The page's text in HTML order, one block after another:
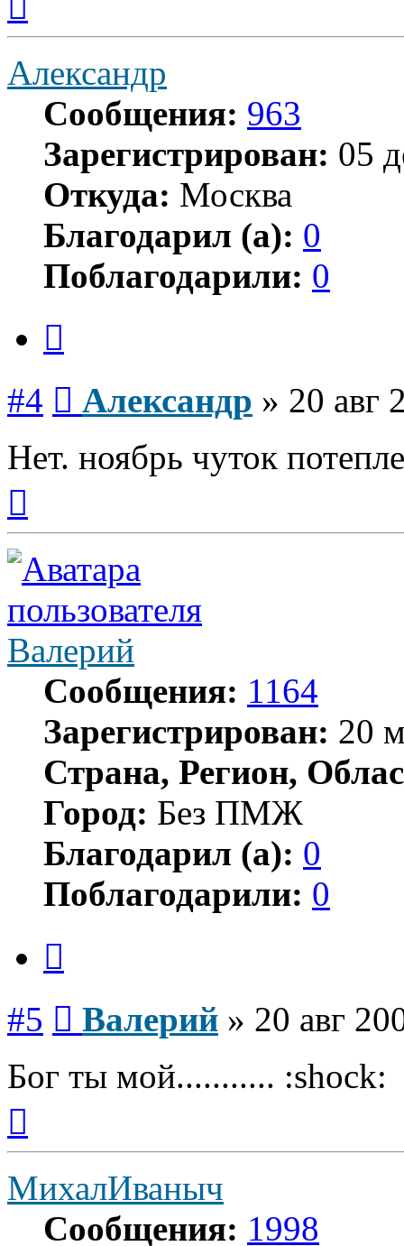
началу
Александр
Сообщения: 963
Зарегистрирован: 05
Откуда: Москва
Благодарил (а): 0
Поблагодарили: 0
#4 Александр » 20 авг
Нет. ноябрь чуток
началу
Валерий
Сообщения: 1164
Зарегистрирован: 20
Страна, Регион,
Город: Без ПМЖ
Благодарил (а): 0
Поблагодарили: 0
#5 Валерий » 20 авг
Бог ты мой........... :shock:
началу
МихалИваныч
Сообщения: 1998